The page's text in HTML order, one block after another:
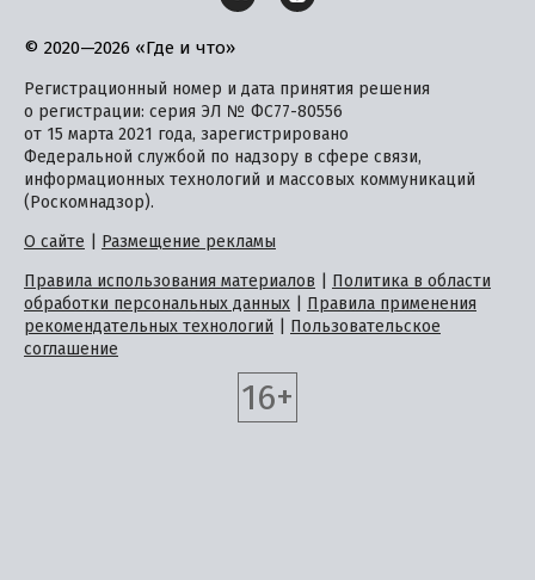
© 2020—2026 «Где и что»
Регистрационный номер и дата принятия решения
о регистрации: серия ЭЛ № ФС77-80556
от 15 марта 2021 года, зарегистрировано
Федеральной службой по надзору в сфере связи,
информационных технологий и массовых коммуникаций
(Роскомнадзор).
О сайте
Размещение рекламы
Правила использования материалов
Политика в области
обработки персональных данных
Правила применения
рекомендательных технологий
Пользовательское
соглашение
16+